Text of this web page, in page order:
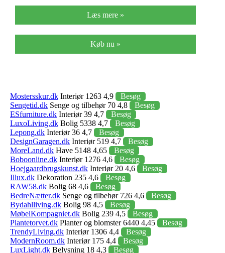
Læs mere »
Køb nu »
Mostersskur.dk Interiør 1263 4,9
Besøg
Sengetid.dk Senge og tilbehør 70 4,8
Besøg
ESfurniture.dk Interiør 39 4,7
Besøg
LuxoLiving.dk Bolig 5338 4,7
Besøg
Lepong.dk Interiør 36 4,7
Besøg
DesignGaragen.dk Interiør 519 4,7
Besøg
MoreLand.dk Have 5148 4,65
Besøg
Boboonline.dk Interiør 1276 4,6
Besøg
Hoejgaardbrugskunst.dk Interiør 20 4,6
Besøg
Illux.dk Dekoration 235 4,6
Besøg
RAW58.dk Bolig 68 4,6
Besøg
BedreNætter.dk Senge og tilbehør 726 4,6
Besøg
Bydahlliving.dk Bolig 98 4,5
Besøg
MøbelKompagniet.dk Bolig 239 4,5
Besøg
Plantetorvet.dk Planter og blomster 6440 4,45
Besøg
TrendyLiving.dk Interiør 1306 4,4
Besøg
ModernRoom.dk Interiør 175 4,4
Besøg
LuxLight.dk Belysning 18 4,3
Besøg